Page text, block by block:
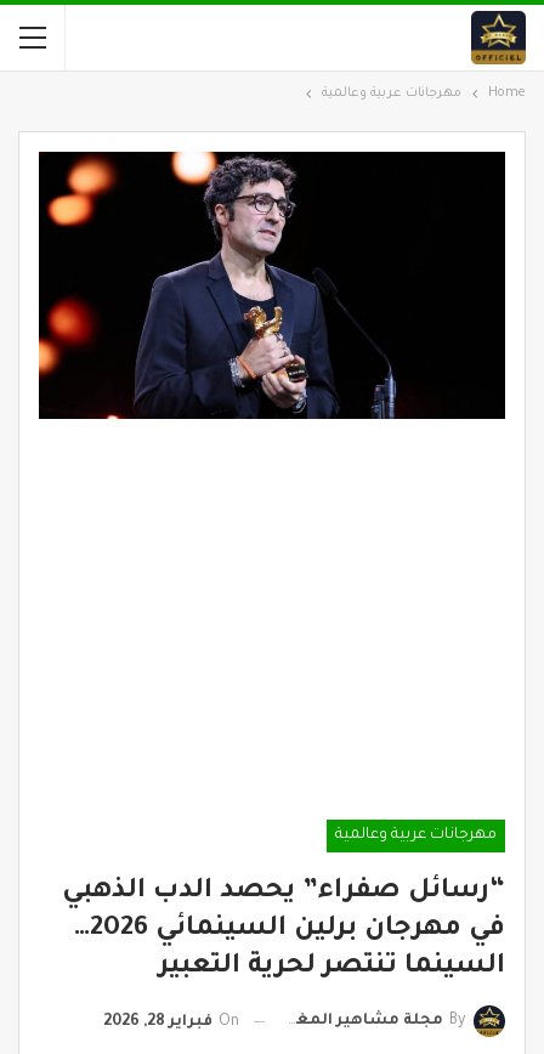
Home مهرجانات عربية وعالمية
مهرجانات عربية وعالمية
“رسائل صفراء” يحصد الدب الذهبي
في مهرجان برلين السينمائي 2026…
السينما تنتصر لحرية التعبير
By مجلة مشاهير المغرب On فبراير 28, 2026